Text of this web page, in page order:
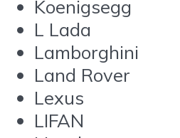
Koenigsegg
L Lada
Lamborghini
Land Rover
Lexus
LIFAN